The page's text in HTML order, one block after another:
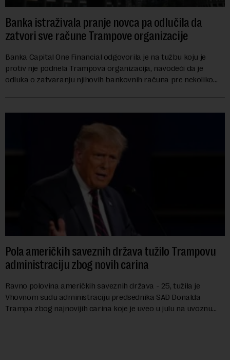
Banka istraživala pranje novca pa odlučila da
zatvori sve račune Trampove organizacije
Banka Capital One Financial odgovorila je na tužbu koju je
protiv nje podnela Trampova organizacija, navodeći da je
odluka o zatvaranju njihovih bankovnih računa pre nekoliko
Pola američkih saveznih država tužilo Trampovu
administraciju zbog novih carina
Ravno polovina američkih saveznih država - 25, tužila je
Vhovnom sudu administraciju predsednika SAD Donalda
Trampa zbog najnovijih carina koje je uveo u julu na uvoznu